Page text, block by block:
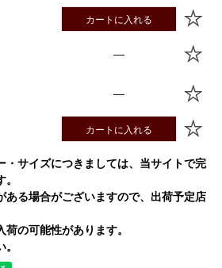
カートに入れる
—
—
カートに入れる
サイズにつきましては、当サイトで完
ある場合がございますので、出荷予定店
の可能性があります。